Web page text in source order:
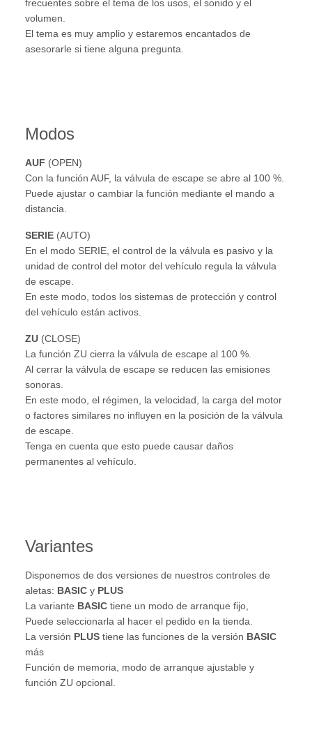
frecuentes sobre el tema de los usos, el sonido y el
volumen.
El tema es muy amplio y estaremos encantados de
asesorarle si tiene alguna pregunta.
Modos
AUF (OPEN)
Con la función AUF, la válvula de escape se abre al 100 %.
Puede ajustar o cambiar la función mediante el mando a
distancia.
SERIE (AUTO)
En el modo SERIE, el control de la válvula es pasivo y la
unidad de control del motor del vehículo regula la válvula
de escape.
En este modo, todos los sistemas de protección y control
del vehículo están activos.
ZU (CLOSE)
La función ZU cierra la válvula de escape al 100 %.
Al cerrar la válvula de escape se reducen las emisiones
sonoras.
En este modo, el régimen, la velocidad, la carga del motor
o factores similares no influyen en la posición de la válvula
de escape.
Tenga en cuenta que esto puede causar daños
permanentes al vehículo.
Variantes
Disponemos de dos versiones de nuestros controles de
aletas: BASIC y PLUS
La variante BASIC tiene un modo de arranque fijo,
Puede seleccionarla al hacer el pedido en la tienda.
La versión PLUS tiene las funciones de la versión BASIC
más
Función de memoria, modo de arranque ajustable y
función ZU opcional.